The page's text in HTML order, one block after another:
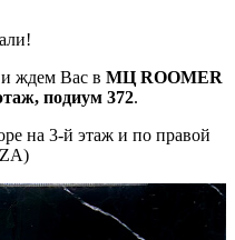
ждем Вас в МЦ ROOMER
подиум 372.
на 3-й этаж и по правой